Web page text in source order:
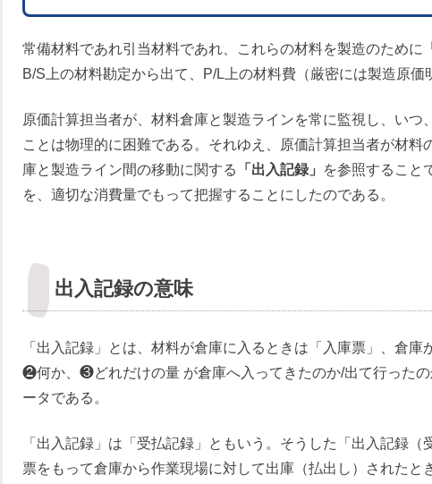
常備材料であれ引当材料であれ、これらの材料を製造のために
B/S上の材料勘定から出て、P/L上の材料費（厳密には製造原価
原価計算担当者が、材料倉庫と製造ラインを常に監視し、い
ことは物理的に困難である。それゆえ、原価計算担当者が材
庫と製造ライン間の移動に関する
「出入記録」
を参照すること
を、適切な消費量でもって把握することにしたのである。
出入記録の意味
「出入記録」とは、材料が倉庫に入るときは「入庫票」、倉
❷何か、❸どれだけの量 が倉庫へ入ってきたのか/出て行った
ータである。
「出入記録」は「受払記録」ともいう。そうした「出入記録
票をもって倉庫から作業現場に対して出庫（払出し）されたと